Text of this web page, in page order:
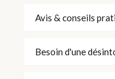
Avis & conseils
Besoin d'une